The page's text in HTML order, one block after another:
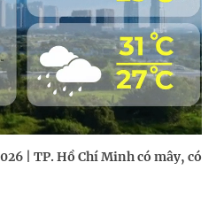
| TP. Hồ Chí Minh có mây, có